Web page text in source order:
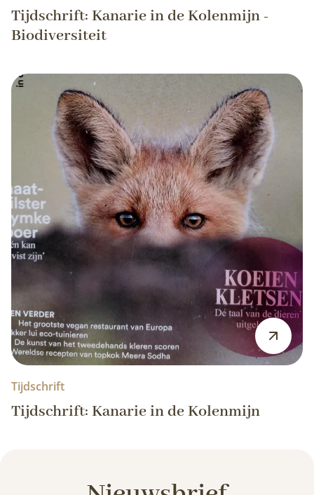
Tijdschrift: Kanarie in de Kolenmijn -
Biodiversiteit
Tijdschrift
Tijdschrift: Kanarie in de Kolenmijn